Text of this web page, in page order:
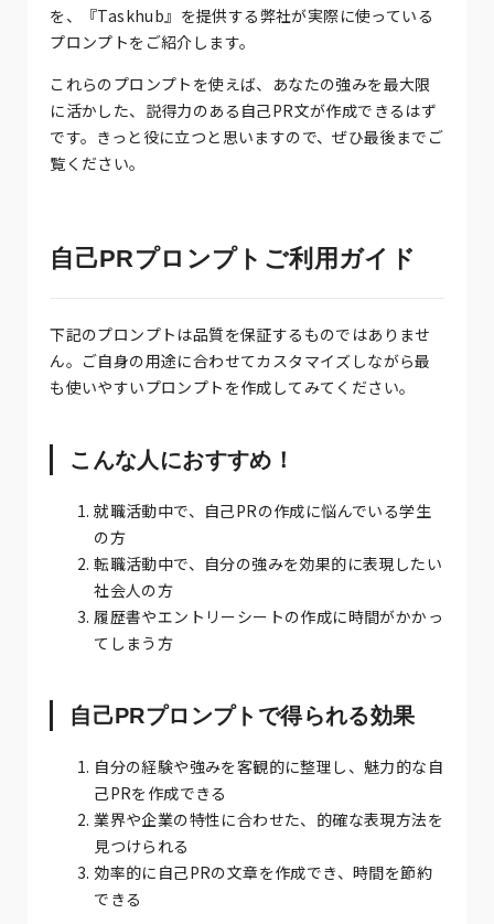
を、『Taskhub』を提供する弊社が実際に使っている
プロンプトをご紹介します。
これらのプロンプトを使えば、あなたの強みを最大限
に活かした、説得力のある自己PR文が作成できるはず
です。きっと役に立つと思いますので、ぜひ最後までご
覧ください。
自己PRプロンプトご利用ガイド
下記のプロンプトは品質を保証するものではありませ
ん。ご自身の用途に合わせてカスタマイズしながら最
も使いやすいプロンプトを作成してみてください。
こんな人におすすめ！
就職活動中で、自己PRの作成に悩んでいる学生
の方
転職活動中で、自分の強みを効果的に表現したい
社会人の方
履歴書やエントリーシートの作成に時間がかかっ
てしまう方
自己PRプロンプトで得られる効果
自分の経験や強みを客観的に整理し、魅力的な自
己PRを作成できる
業界や企業の特性に合わせた、的確な表現方法を
見つけられる
効率的に自己PRの文章を作成でき、時間を節約
できる